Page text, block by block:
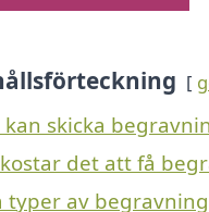
kan skicka
det att få
typer av